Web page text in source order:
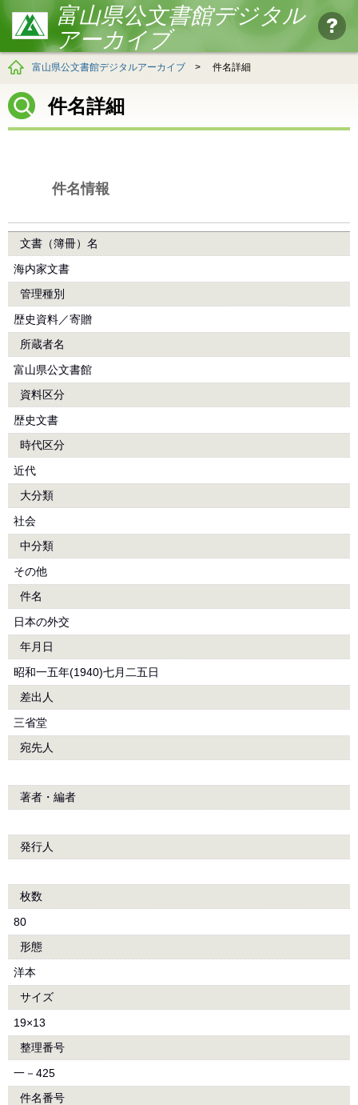
富山県公文書館デジタル
アーカイブ
富山県公文書館デジタルアーカイブ > 件名詳細
件名詳細
件名情報
文書（簿冊）名
海内家文書
管理種別
歴史資料／寄贈
所蔵者名
富山県公文書館
資料区分
歴史文書
時代区分
近代
大分類
社会
中分類
その他
件名
日本の外交
年月日
昭和一五年(1940)七月二五日
差出人
三省堂
宛先人
著者・編者
発行人
枚数
80
形態
洋本
サイズ
19×13
整理番号
一－425
件名番号